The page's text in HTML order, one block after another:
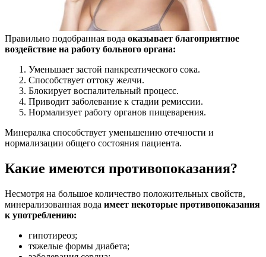
Правильно подобранная вода оказывает благоприятное
воздействие на работу больного органа:
Уменьшает застой панкреатического сока.
Способствует оттоку желчи.
Блокирует воспалительный процесс.
Приводит заболевание к стадии ремиссии.
Нормализует работу органов пищеварения.
Минералка способствует уменьшению отечности и
нормализации общего состояния пациента.
Какие имеются противопоказания?
Несмотря на большое количество положительных свойств,
минерализованная вода имеет некоторые противопоказания
к употреблению:
гипотиреоз;
тяжелые формы диабета;